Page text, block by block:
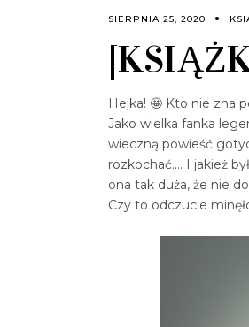
SIERPNIA 25, 2020
Hejka! 🤩 Kto nie zna
Jako wielka fanka
wieczną powieść
rozkochać.... I jakież
ona tak duża, że nie
Czy to odczucie